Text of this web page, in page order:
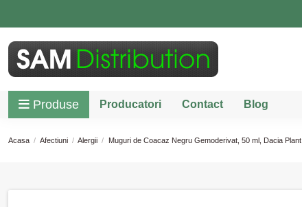
Produse Producatori Contact Blog
Acasa Afectiuni Alergii Muguri de Coacaz Negru Gemoderivat, 50 ml, Dacia Plant